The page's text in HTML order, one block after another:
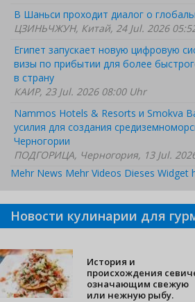
В Шаньси проходит диалог о
ЦЗИНЬЧЖУН, Китай, 24 Jul. 2026
Египет запускает новую цифровую
визы по прибытии для более
в страну
КАИР, 23 Jul. 2026 08:00 Uhr
Nammos Hotels & Resorts и Smokva
усилия для создания
Черногории
ПОДГОРИЦА, Черногория, 13 Jul.
Mehr News Mehr Videos Dieses Widget
Новости кулинарии для
История и
происхождения
означающим свежую
или нежную рыбу.